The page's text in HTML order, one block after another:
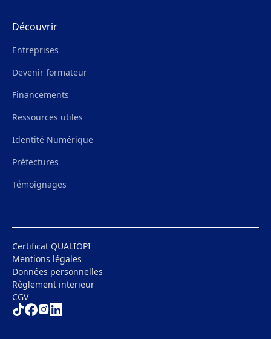
Découvrir
Entreprises
Devenir formateur
Financements
Ressources utiles
Identité Numérique
Préfectures
Témoignages
Certificat QUALIOPI
Mentions légales
Données personnelles
Règlement interieur
CGV